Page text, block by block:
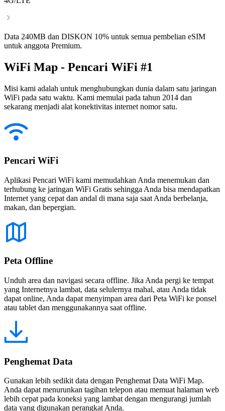
Data 240MB dan DISKON 10% untuk semua pembelian eSIM
untuk anggota Premium.
WiFi Map - Pencari WiFi #1
Misi kami adalah untuk menghubungkan dunia dalam satu jaringan
WiFi pada satu waktu. Kami memulai pada tahun 2014 dan
sekarang menjadi alat konektivitas internet nomor satu.
Pencari WiFi
Aplikasi Pencari WiFi kami memudahkan Anda menemukan dan
terhubung ke jaringan WiFi Gratis sehingga Anda bisa mendapatkan
Internet yang cepat dan andal di mana saja saat Anda berbelanja,
makan, dan bepergian.
Peta Offline
Unduh area dan navigasi secara offline. Jika Anda pergi ke tempat
yang Internetnya lambat, data selulernya mahal, atau Anda tidak
dapat online, Anda dapat menyimpan area dari Peta WiFi ke ponsel
atau tablet dan menggunakannya saat offline.
Penghemat Data
Gunakan lebih sedikit data dengan Penghemat Data WiFi Map.
Anda dapat menurunkan tagihan telepon atau memuat halaman web
lebih cepat pada koneksi yang lambat dengan mengurangi jumlah
data yang digunakan perangkat Anda.